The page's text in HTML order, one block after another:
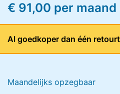
€ 91,00 per maand
Al goedkoper dan één
Maandelijks opzegbaar